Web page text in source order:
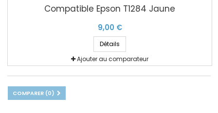
Compatible Epson T1284 Jaune
9,00 €
Détails
Ajouter au comparateur
COMPARER (0)